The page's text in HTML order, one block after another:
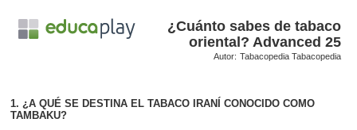
¿Cuánto sabes de tabaco
oriental? Advanced 25
Autor: Tabacopedia Tabacopedia
1.¿A QUÉ SE DESTINA EL TABACO IRANÍ CONOCIDO COMO
TAMBAKU?